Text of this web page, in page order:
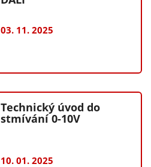
03. 11. 2025
Technický úvod do
stmívání 0-10V
10. 01. 2025